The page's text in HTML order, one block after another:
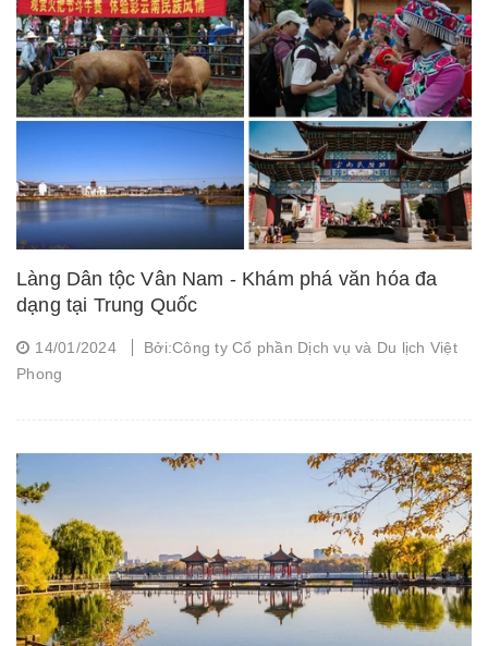
Làng Dân tộc Vân Nam - Khám phá văn hóa đa
dạng tại Trung Quốc
14/01/2024
Bởi:Công ty Cổ phần Dịch vụ và Du lịch Việt
Phong